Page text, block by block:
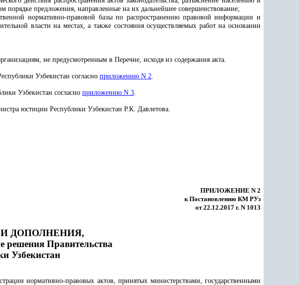
порядке предложения, направленные на их дальнейшее совершенствование;
нормативно-правовой базы по распространению правовой информации и
власти на местах, а также состояния осуществляемых работ на основании
не предусмотренным в Перечне, исходя из содержания акта.
Узбекистан согласно приложению N 2.
Узбекистан согласно приложению N 3.
юстиции Республики Узбекистан Р.К. Давлетова.
ПРИЛОЖЕНИЕ N 2
к Постановлению КМ РУз
от 22.12.2017 г. N 1013
ДОПОЛНЕНИЯ,
решения Правительства
Узбекистан
нормативно-правовых актов, принятых министерствами, государственными